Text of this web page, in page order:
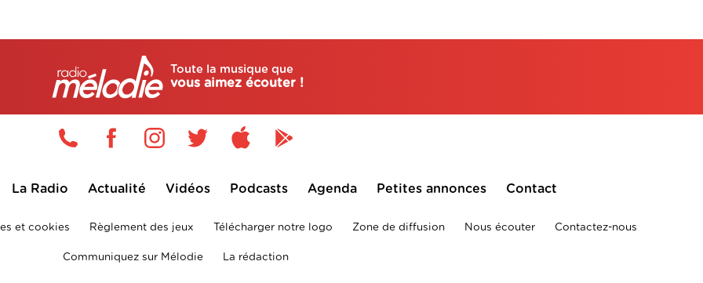
Toute la musique que
vous aimez écouter !
La Radio Actualité Vidéos Podcasts Agenda Petites annonces Contact
et cookies Règlement des jeux Télécharger notre logo Zone de diffusion Nous écouter Contactez-nous
Communiquez sur Mélodie La rédaction